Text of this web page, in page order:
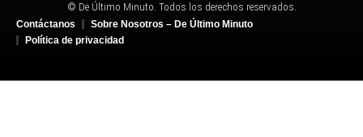
© De Último Minuto. Todos los derechos reservados.
Contáctanos
Sobre Nosotros – De Último Minuto
Política de privacidad